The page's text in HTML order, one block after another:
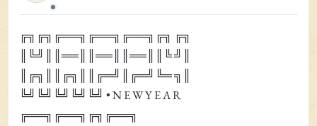
Ngoại tuyến
╔╗╔╗╔══╗╔══╗╔══╗╔╗ ╔╗
║╚╝║║══║║══║║══║║╚ ╝║
║╔╗║║╔╗║║╔═╝║╔═╝╚═ ╗║
╚╝╚╝╚╝╚╝╚╝ • N E W Y E A R
╔══╗╔══╗╔╗╔══╗